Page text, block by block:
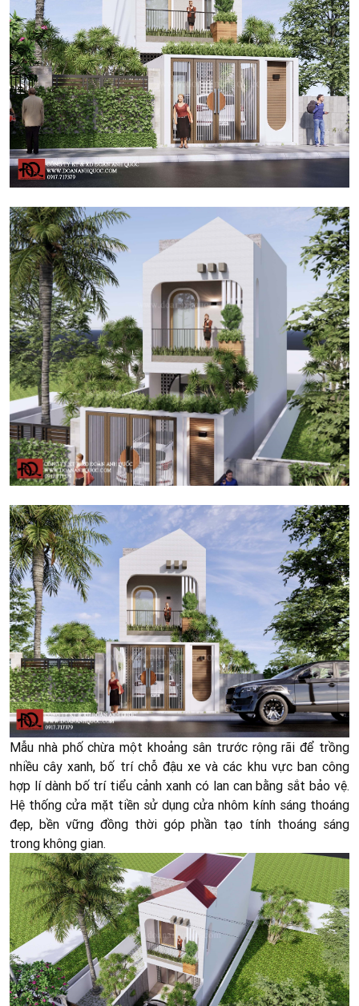
Mẫu nhà phố chừa một khoảng sân trước rộng rãi để trồng
nhiều cây xanh, bố trí chỗ đậu xe và các khu vực ban công
hợp lí dành bố trí tiểu cảnh xanh có lan can bằng sắt bảo vệ.
Hệ thống cửa mặt tiền sử dụng cửa nhôm kính sáng thoáng
đẹp, bền vững đồng thời góp phần tạo tính thoáng sáng
trong không gian.